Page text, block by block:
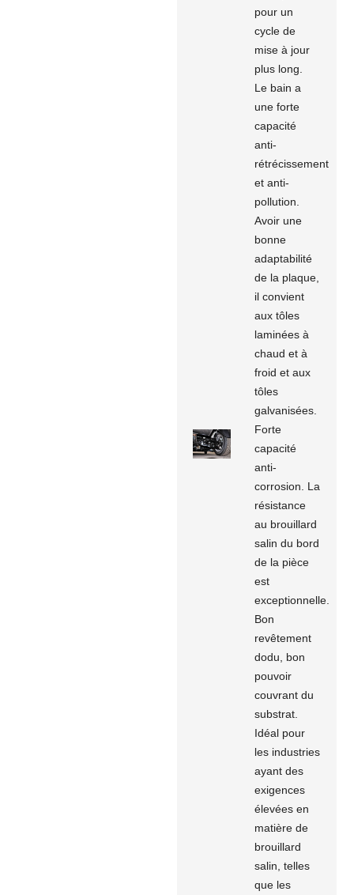
pour un
cycle de
mise à jour
plus long.
Le bain a
une forte
capacité
anti-
rétrécissement
et anti-
pollution.
Avoir une
bonne
adaptabilité
de la plaque,
il convient
aux tôles
laminées à
chaud et à
froid et aux
tôles
galvanisées.
Forte
capacité
anti-
corrosion. La
résistance
au brouillard
salin du bord
de la pièce
est
exceptionnelle.
Bon
revêtement
dodu, bon
pouvoir
couvrant du
substrat.
Idéal pour
les industries
ayant des
exigences
élevées en
matière de
brouillard
salin, telles
que les